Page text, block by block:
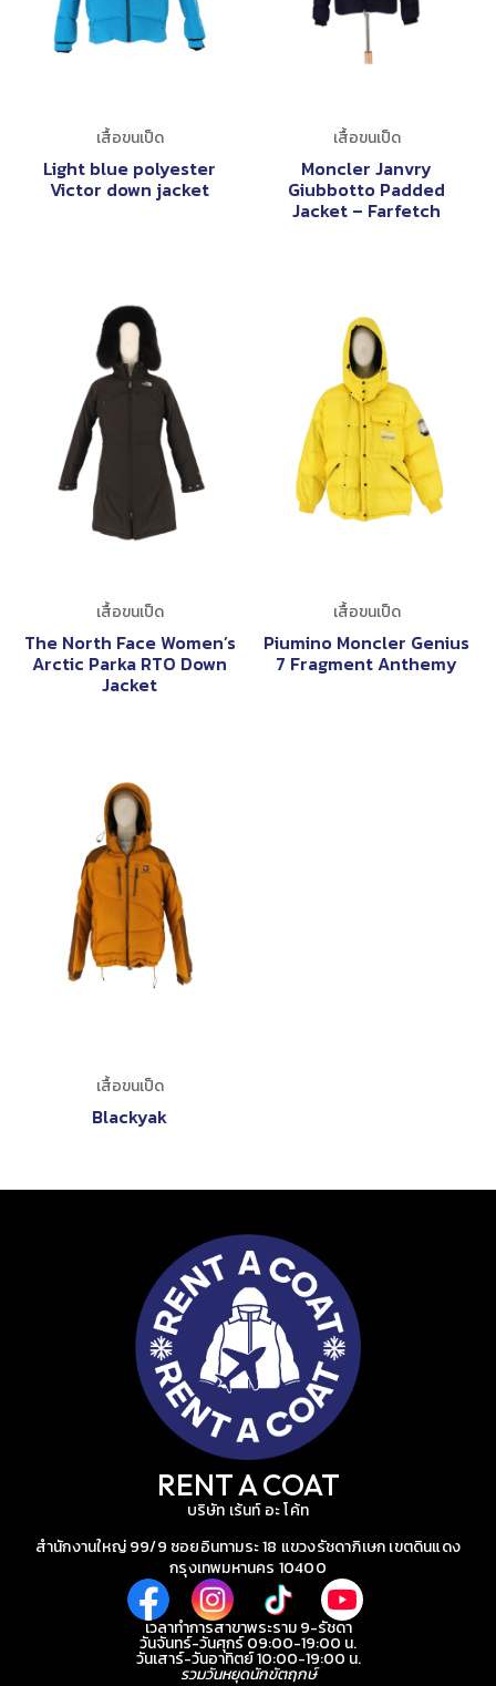
เสื้อขนเป็ด
Light blue polyester
Victor down jacket
เสื้อขนเป็ด
Moncler Janvry
Giubbotto Padded
Jacket – Farfetch
เสื้อขนเป็ด
The North Face Women’s
Arctic Parka RTO Down
Jacket
เสื้อขนเป็ด
Piumino Moncler Genius
7 Fragment Anthemy
เสื้อขนเป็ด
Blackyak
RENT A COAT
บริษัท เร้นท์ อะ โค้ท
สำนักงานใหญ่ 99/9 ซอยอินทามระ 18 แขวงรัชดาภิเษก เขตดินแดง
กรุงเทพมหานคร 10400
เวลาทำการสาขาพระราม 9-รัชดา
วันจันทร์-วันศุกร์ 09:00-19:00 น.
วันเสาร์-วันอาทิตย์ 10:00-19:00 น.
รวมวันหยุดนักขัตฤกษ์